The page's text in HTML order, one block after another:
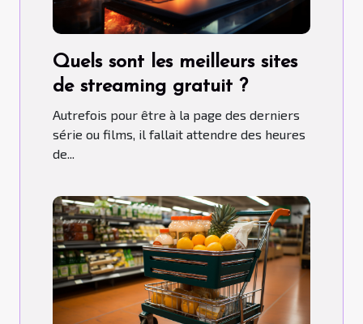
Quels sont les meilleurs sites
de streaming gratuit ?
Autrefois pour être à la page des derniers
série ou films, il fallait attendre des heures
de...